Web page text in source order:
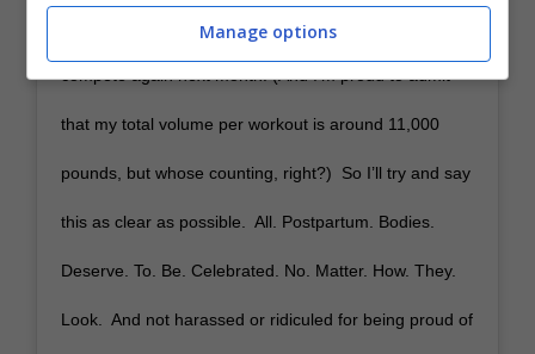
week to lift heavy weights, has competed, and will
compete again next month. (And I’m proud to admit
that my total volume per workout is around 11,000
pounds, but whose counting, right?)⁣ ⁣ So I’ll try and say
this as clear as possible.⁣ ⁣ All. Postpartum. Bodies.
Deserve. To. Be. Celebrated. No. Matter. How. They.
Look.⁣ ⁣ And not harassed or ridiculed for being proud of
Manage options